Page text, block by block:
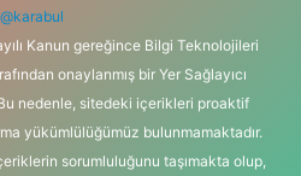
@karabul
Kanun gereğince Bilgi Teknolojileri
onaylanmış bir Yer Sağlayıcı
nedenle, sitedeki içerikleri proaktif
yükümlülüğümüz bulunmamaktadır.
sorumluluğunu taşımakta olup,